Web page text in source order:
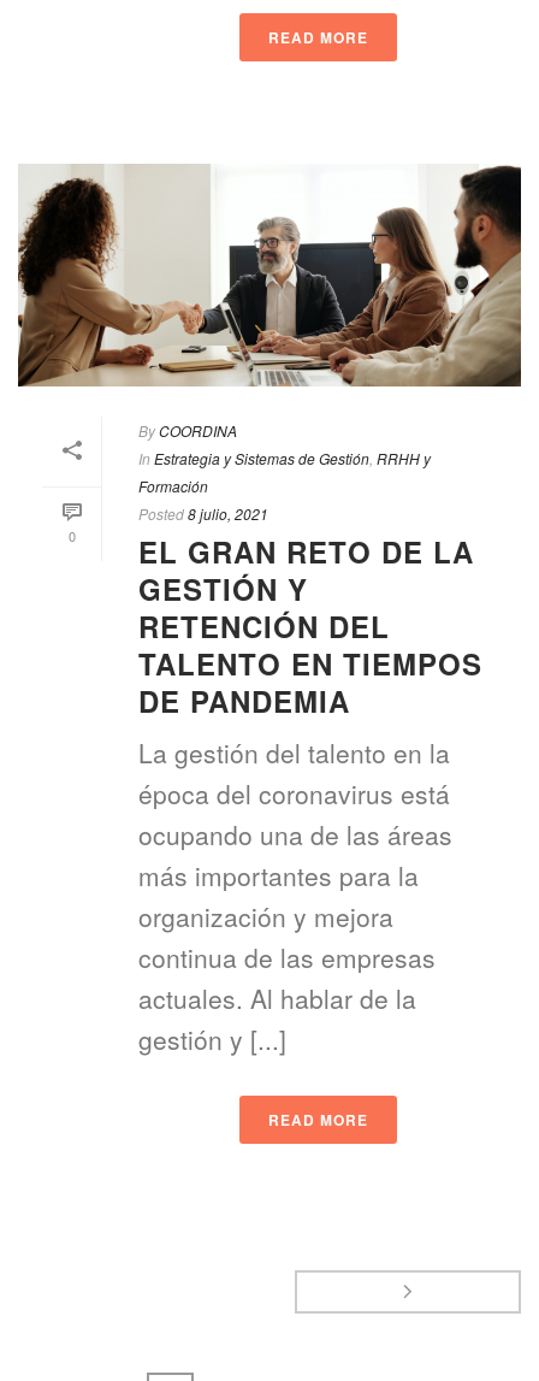
READ MORE
0
ByCOORDINA
In Estrategia y Sistemas de Gestión RRHH y
Formación
Posted8 julio, 2021
EL GRAN RETO DE LA
GESTIÓN Y
RETENCIÓN DEL
TALENTO EN TIEMPOS
DE PANDEMIA
La gestión del talento en la
época del coronavirus está
ocupando una de las áreas
más importantes para la
organización y mejora
continua de las empresas
actuales. Al hablar de la
gestión y [...]
READ MORE